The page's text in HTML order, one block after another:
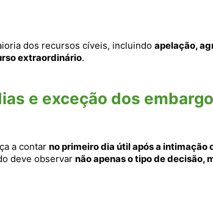
dos recursos cíveis, incluindo apelação,
extraordinário.
e exceção dos
a contar no primeiro dia útil após a intimação
deve observar não apenas o tipo de decisão,